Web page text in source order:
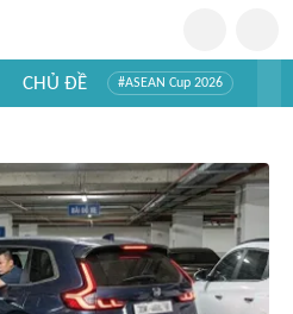
CHỦ ĐỀ #ASEAN Cup 2026